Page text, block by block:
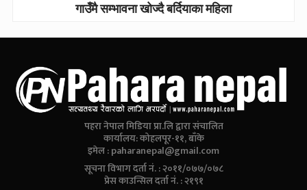
गाउँमै सम्भावना खोज्दै बर्दियाका महिला
पहरा नेपाल मिडिया प्रा.लि द्वारा संचालित
कार्यालय: कोहलपूर-११, बाँके
इमेल :paharanepal@gmail.com
सूचना विभाग दर्ता नं. : २०११/०७७/०७८
प्रेस काउन्सिल दर्ता नं. : २१९१